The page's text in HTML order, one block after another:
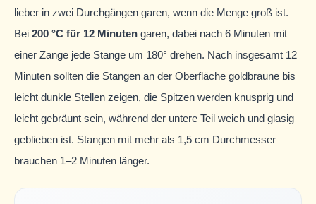
lieber in zwei Durchgängen garen, wenn die Menge groß ist.
Bei 200 °C für 12 Minuten garen, dabei nach 6 Minuten mit
einer Zange jede Stange um 180° drehen. Nach insgesamt 12
Minuten sollten die Stangen an der Oberfläche goldbraune bis
leicht dunkle Stellen zeigen, die Spitzen werden knusprig und
leicht gebräunt sein, während der untere Teil weich und glasig
geblieben ist. Stangen mit mehr als 1,5 cm Durchmesser
brauchen 1–2 Minuten länger.